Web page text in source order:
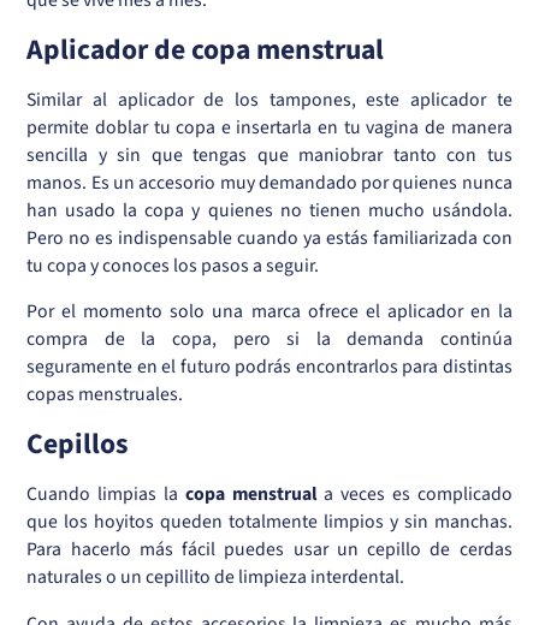
Aplicador de copa menstrual
Similar al aplicador de los tampones, este aplicador te
permite doblar tu copa e insertarla en tu vagina de manera
sencilla y sin que tengas que maniobrar tanto con tus
manos. Es un accesorio muy demandado por quienes nunca
han usado la copa y quienes no tienen mucho usándola.
Pero no es indispensable cuando ya estás familiarizada con
tu copa y conoces los pasos a seguir.
Por el momento solo una marca ofrece el aplicador en la
compra de la copa, pero si la demanda continúa
seguramente en el futuro podrás encontrarlos para distintas
copas menstruales.
Cepillos
Cuando limpias la copa menstruala veces es complicado
que los hoyitos queden totalmente limpios y sin manchas.
Para hacerlo más fácil puedes usar un cepillo de cerdas
naturales o un cepillito de limpieza interdental.